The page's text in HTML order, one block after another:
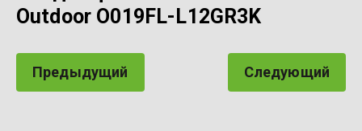
Outdoor O019FL-L12GR3K
Предыдущий Следующий